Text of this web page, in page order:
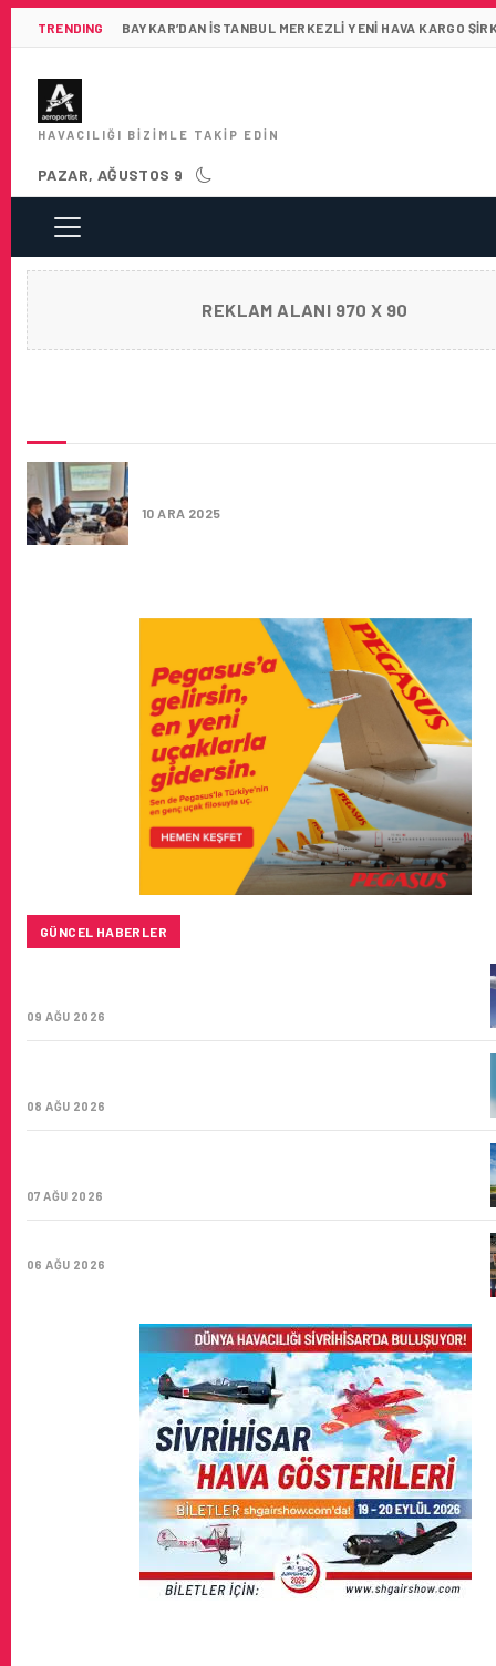
TRENDING BAYKAR’DAN İSTANBUL MERKEZLI YENI HAVA KARGO
HAVACILIĞI BIZIMLE TAKIP EDIN
PAZAR, AĞUSTOS 9
REKLAM ALANI 970 X 90
10 ARA 2025
GÜNCEL HABERLER
09 AĞU 2026
08 AĞU 2026
07 AĞU 2026
06 AĞU 2026